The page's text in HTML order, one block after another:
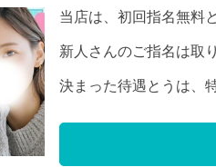
当店は、初回指名無料
新人さんのご指名は取
決まった待遇とうは、